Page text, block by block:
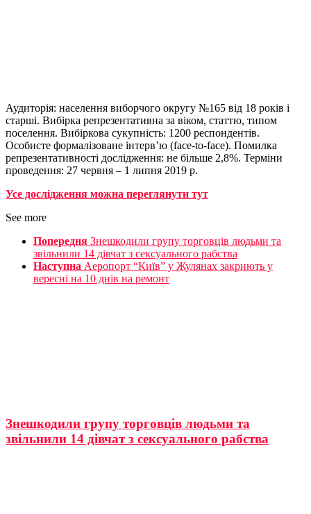
Аудиторія: населення виборчого округу №165 від 18 років і
старші. Вибірка репрезентативна за віком, статтю, типом
поселення. Вибіркова сукупність: 1200 респондентів.
Особисте формалізоване інтерв’ю (face-to-face). Помилка
репрезентативності дослідження: не більше 2,8%. Терміни
проведення: 27 червня – 1 липня 2019 р.
Усе дослідження можна переглянути тут
See more
Попередня Знешкодили групу торговців людьми та
звільнили 14 дівчат з сексуального рабства
Наступна Аеропорт “Київ” у Жулянах закриють у
вересні на 10 днів на ремонт
Знешкодили групу торговців людьми та
звільнили 14 дівчат з сексуального рабства